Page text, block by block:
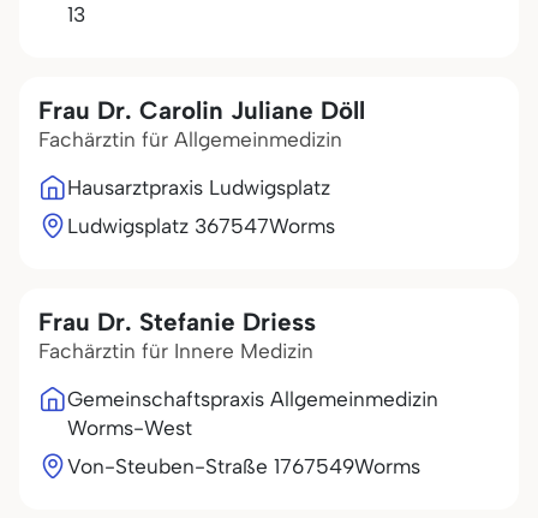
13
Frau Dr. Carolin Juliane Döll
Fachärztin für Allgemeinmedizin
Hausarztpraxis Ludwigsplatz
Ludwigsplatz 367547Worms
Frau Dr. Stefanie Driess
Fachärztin für Innere Medizin
Gemeinschaftspraxis Allgemeinmedizin
Worms-West
Von-Steuben-Straße 1767549Worms